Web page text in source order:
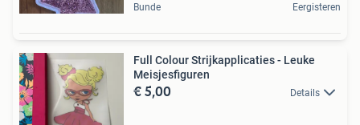
Bunde Eergisteren
Full Colour Strijkapplicaties - Leuke
Meisjesfiguren
€ 5,00 Details